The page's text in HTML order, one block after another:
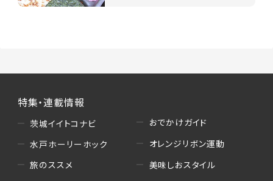
特集・連載情報
茨城イイトコナビ
水戸ホーリーホック
旅のススメ
おでかけガイド
オレンジリボン運動
美味しおスタイル